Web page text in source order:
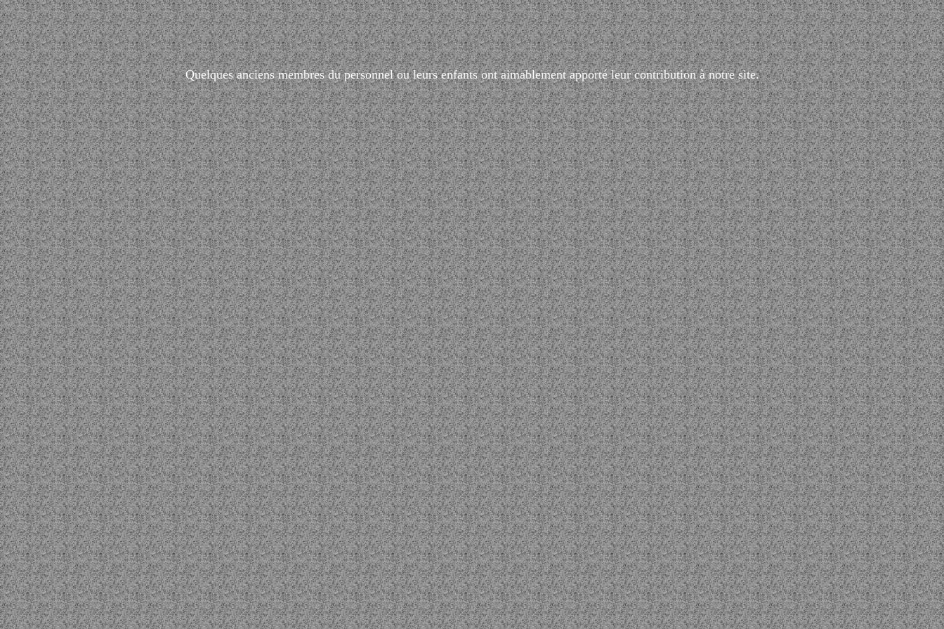
Quelques anciens membres du personnel ou leurs enfants ont aimablement apporté leur contribution à notre site.